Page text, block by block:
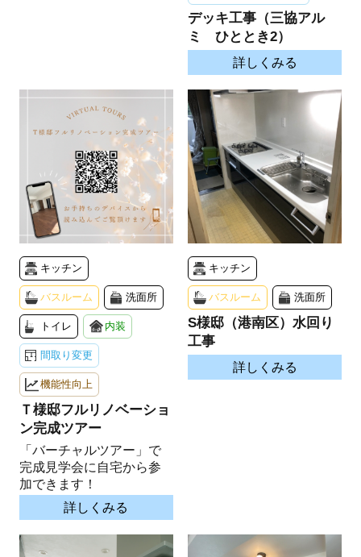
デッキ工事（三協アル
ミ ひととき2）
詳しくみる
キッチン
バスルーム 洗面所
トイレ 内装
間取り変更
機能性向上
Ｔ様邸フルリノベーショ
ン完成ツアー
「バーチャルツアー」で
完成見学会に自宅から参
加できます！
詳しくみる
キッチン
バスルーム 洗面所
S様邸（港南区）水回り
工事
詳しくみる